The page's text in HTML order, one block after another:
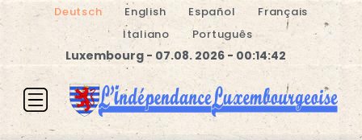
Deutsch English Español
Français
Italiano
Português
Luxembourg - 07.08. 2026 - 00:14:43